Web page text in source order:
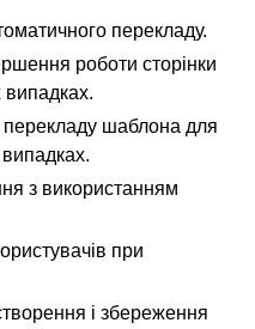
перекладу.
роботи сторінки
випадках.
шаблона для
з використанням
при
і збереження